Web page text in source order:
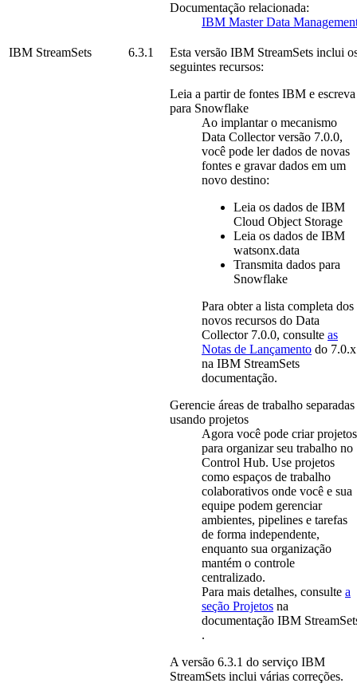
Documentação relacionada:
IBM Master Data
IBM StreamSets 6.3.1 Esta versão IBM StreamSets inclui
seguintes recursos:
Leia a partir de fontes IBM e escreva
para Snowflake
Ao implantar o mecanismo
Data Collector versão 7.0.0,
você pode ler dados de novas
fontes e gravar dados em um
novo destino:
Leia os dados de IBM
Cloud Object Storage
Leia os dados de IBM
watsonx.data
Transmita dados para
Snowflake
Para obter a lista completa dos
novos recursos do Data
Collector 7.0.0, consulte as
Notas de Lançamento do 7.0.x
na IBM StreamSets
documentação.
Gerencie áreas de trabalho separadas
usando projetos
Agora você pode criar projetos
para organizar seu trabalho no
Control Hub. Use projetos
como espaços de trabalho
colaborativos onde você e sua
equipe podem gerenciar
ambientes, pipelines e tarefas
de forma independente,
enquanto sua organização
mantém o controle
centralizado.
Para mais detalhes, consulte a
seção Projetos na
documentação IBM
.
A versão 6.3.1 do serviço IBM
StreamSets inclui várias correções.